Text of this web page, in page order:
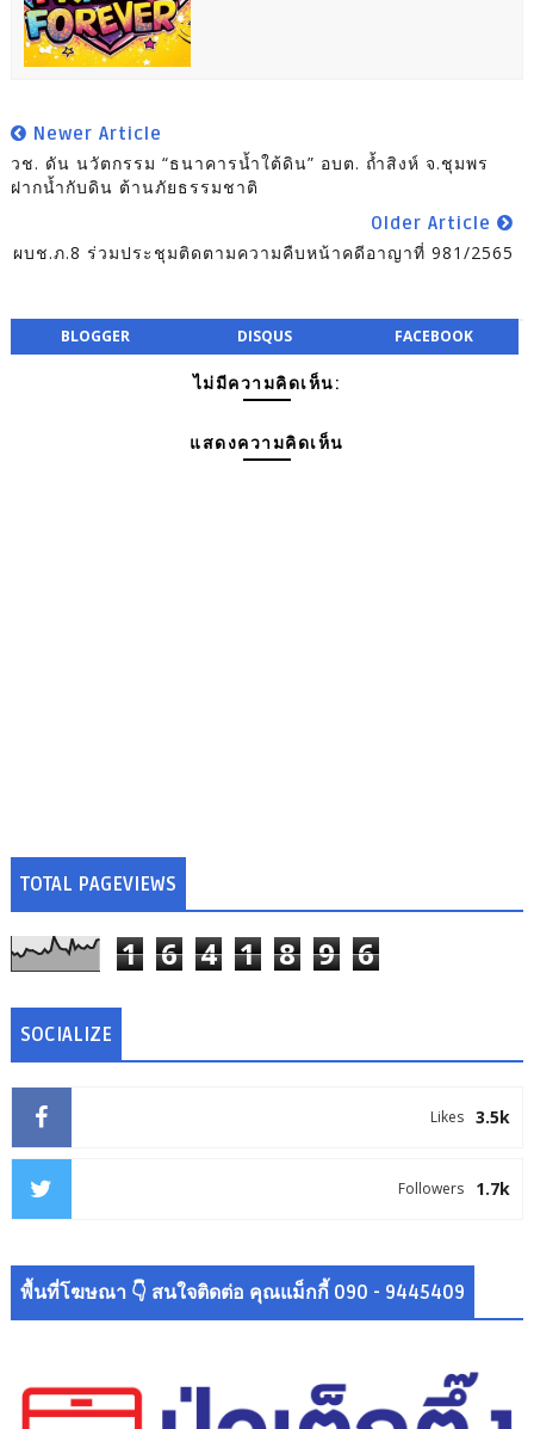
Newer Article
วช. ดัน นวัตกรรม “ธนาคารน้ำใต้ดิน” อบต. ถ้ำสิงห์ จ.ชุมพร
ฝากน้ำกับดิน ต้านภัยธรรมชาติ
Older Article
ผบช.ภ.8 ร่วมประชุมติดตามความคืบหน้าคดีอาญาที่ 981/2565
BLOGGER DISQUS FACEBOOK
ไม่มีความคิดเห็น:
แสดงความคิดเห็น
TOTAL PAGEVIEWS
1 6 4 1 8 9 6
SOCIALIZE
3.5k
Likes
1.7k
Followers
พื้นที่โฆษณา 👇 สนใจติดต่อ คุณแม็กกี้ 090 - 9445409